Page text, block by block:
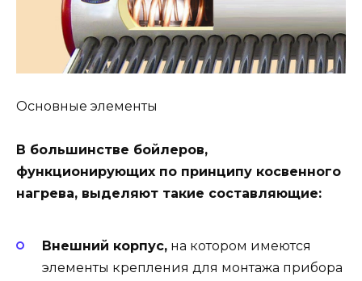
Основные элементы
В большинстве бойлеров,
функционирующих по принципу косвенного
нагрева, выделяют такие составляющие:
Внешний корпус, на котором имеются
элементы крепления для монтажа прибора